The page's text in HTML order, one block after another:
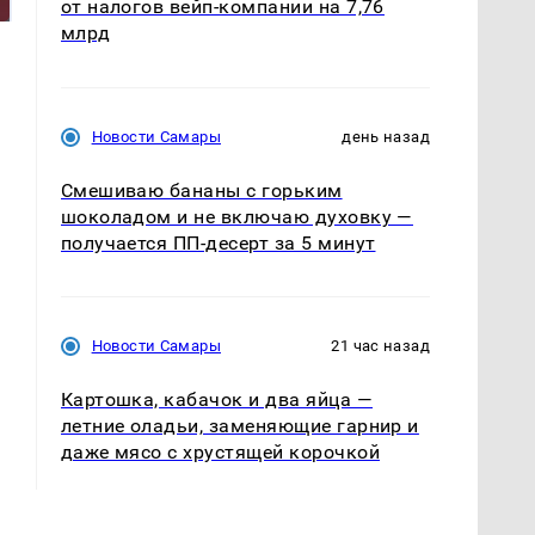
от налогов вейп-компании на 7,76
млрд
Новости Самары день назад
Смешиваю бананы с горьким
шоколадом и не включаю духовку —
получается ПП-десерт за 5 минут
Новости Самары 21 час назад
Картошка, кабачок и два яйца —
летние оладьи, заменяющие гарнир и
даже мясо с хрустящей корочкой